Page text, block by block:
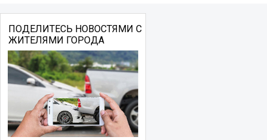
ПОДЕЛИТЕСЬ НОВОСТЯМИ С
ЖИТЕЛЯМИ ГОРОДА